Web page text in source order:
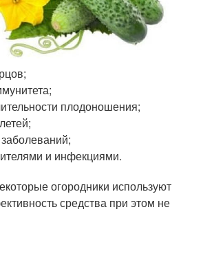
плодоношения;
и инфекциями.
огородники используют
средства при этом не